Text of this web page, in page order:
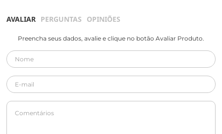
AVALIAR PERGUNTAS OPINIÕES
Preencha seus dados, avalie e clique no botão Avaliar Produto.